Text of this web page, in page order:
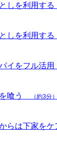
しを利用す
しを利用す
イをフル活
を喰う （約3分）
らは下家を